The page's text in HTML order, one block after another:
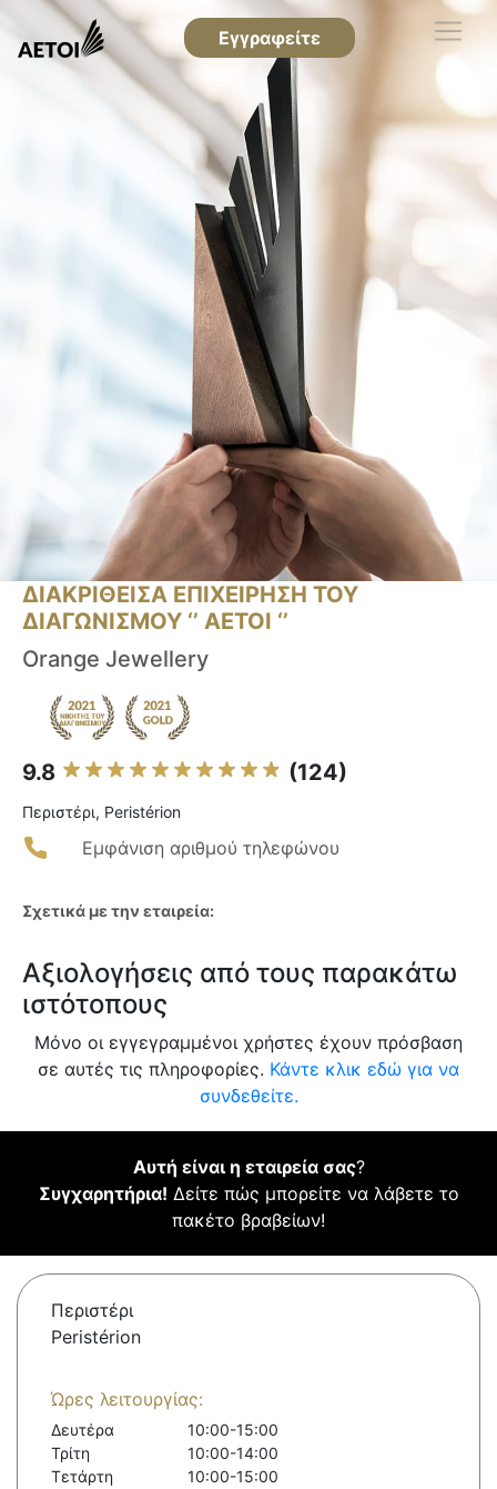
Εγγραφείτε
ΔΙΑΚΡΙΘΕΙΣΑ ΕΠΙΧΕΙΡΗΣΗ ΤΟΥ
ΔΙΑΓΩΝΙΣΜΟΥ ‘’ ΑΕΤΟΙ ‘’
Orange Jewellery
9.8 (124)
Περιστέρι, Peristérion
Εμφάνιση αριθμού τηλεφώνου
Σχετικά με την εταιρεία:
Αξιολογήσεις από τους παρακάτω
ιστότοπους
Μόνο οι εγγεγραμμένοι χρήστες έχουν πρόσβαση
σε αυτές τις πληροφορίες. Κάντε κλικ εδώ για να
συνδεθείτε.
Αυτή είναι η εταιρεία σας?
Συγχαρητήρια! Δείτε πώς μπορείτε να λάβετε το
πακέτο βραβείων!
Περιστέρι
Peristérion
Ώρες λειτουργίας:
Δευτέρα
10:00-15:00
Τρίτη
10:00-14:00
Τετάρτη
10:00-15:00